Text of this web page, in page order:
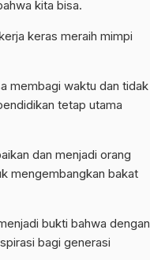
kita bisa.
keras meraih mimpi
membagi waktu dan tidak
tetap utama
dan menjadi orang
mengembangkan bakat
bukti bahwa dengan
bagi generasi